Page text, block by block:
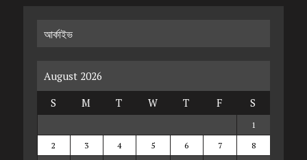
আর্কাইভ
August 2026
S
M T W T F S
1
2
3 4 5 6 7
8